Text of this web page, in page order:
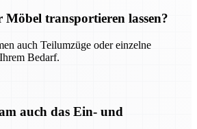
transportieren lassen?
auch Teilumzüge oder einzelne
Bedarf.
auch das Ein- und